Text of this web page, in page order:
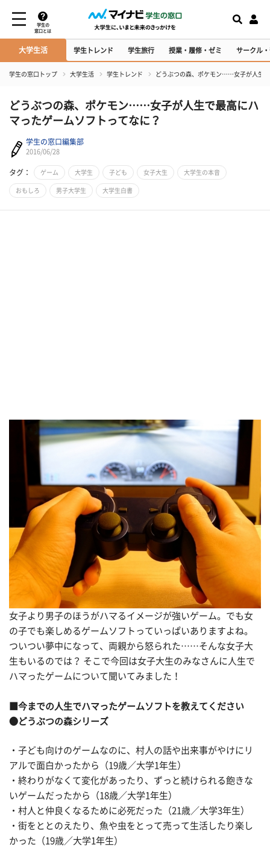
学生の
窓口とは
大学生活 学生トレンド 学生旅行 授業・履修・ゼミ サークル
学生の窓口トップ 大学生活 学生トレンド どうぶつの森、ポケモン……女子が人生
どうぶつの森、ポケモン……女子が人生で最高にハ
マったゲームソフトってなに？
学生の窓口編集部
2016/06/28
タグ： ゲーム 大学生 子ども 女子大生 大学生の本音
おもしろ 男子大学生 大学生白書
女子より男子のほうがハマるイメージが強いゲーム。でも女
の子でも楽しめるゲームソフトっていっぱいありますよね。
ついつい夢中になって、両親から怒られた……そんな女子大
生もいるのでは？ そこで今回は女子大生のみなさんに人生で
ハマったゲームについて聞いてみました！
■今までの人生でハマったゲームソフトを教えてください
●どうぶつの森シリーズ
・子ども向けのゲームなのに、村人の話や出来事がやけにリ
アルで面白かったから（19歳／大学1年生）
・終わりがなくて変化があったり、ずっと続けられる飽きな
いゲームだったから（18歳／大学1年生）
・村人と仲良くなるために必死だった（21歳／大学3年生）
・街をととのえたり、魚や虫をとって売って生活したり楽し
かった（19歳／大学1年生）